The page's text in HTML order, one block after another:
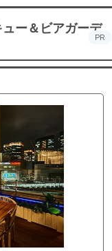
ー＆ビアガーデ
PR